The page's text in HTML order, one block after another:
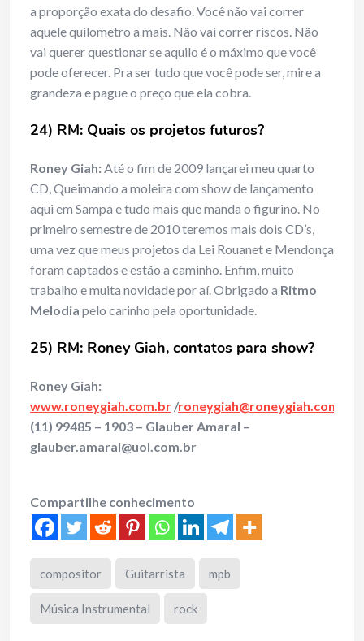
a proporção exata do desafio. Você não vai correr
aquele quilometro a mais. Não vai correr riscos. Não
vai querer questionar se aquilo é o máximo que você
pode oferecer. Pra ser tudo que você pode ser, mire a
grandeza e pague o preço que ela cobra.
24) RM: Quais os projetos futuros?
Roney Giah:Até o fim de 2009 lançarei meu quarto
CD, Queimando a moleira com show de lançamento
aqui em Sampa e tudo mais que manda o figurino. No
primeiro semestre de 2010 teremos mais dois CD’s,
uma vez que meus projetos da Lei Rouanet e Mendonça
foram captados e estão a caminho. Enfim, muito
trabalho e muita novidade por aí. Obrigado a Ritmo
Melodia pelo carinho pela oportunidade.
25) RM: Roney Giah, contatos para show?
Roney Giah:
www.roneygiah.com.br /roneygiah@roneygiah.com.br
(11) 99485 – 1903 – Glauber Amaral –
glauber.amaral@uol.com.br
Compartilhe conhecimento
compositor Guitarrista mpb
Música Instrumental rock